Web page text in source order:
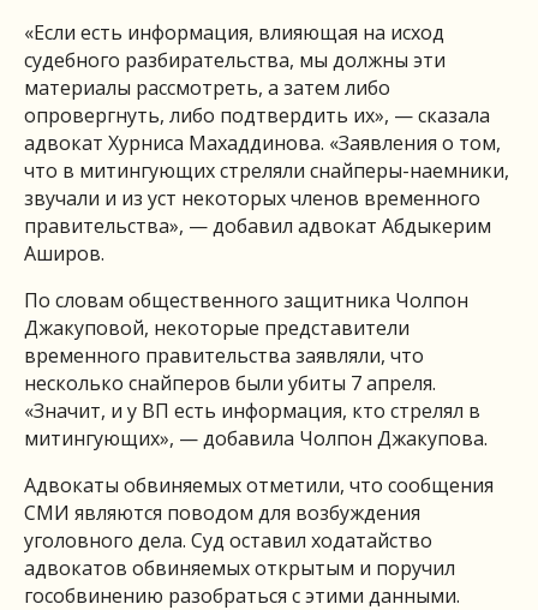
«Если есть информация, влияющая на исход
судебного разбирательства, мы должны эти
материалы рассмотреть, а затем либо
опровергнуть, либо подтвердить их», — сказала
адвокат Хурниса Махаддинова. «Заявления о том,
что в митингующих стреляли снайперы-наемники,
звучали и из уст некоторых членов временного
правительства», — добавил адвокат Абдыкерим
Аширов.
По словам общественного защитника Чолпон
Джакуповой, некоторые представители
временного правительства заявляли, что
несколько снайперов были убиты 7 апреля.
«Значит, и у ВП есть информация, кто стрелял в
митингующих», — добавила Чолпон Джакупова.
Адвокаты обвиняемых отметили, что сообщения
СМИ являются поводом для возбуждения
уголовного дела. Суд оставил ходатайство
адвокатов обвиняемых открытым и поручил
гособвинению разобраться с этими данными.